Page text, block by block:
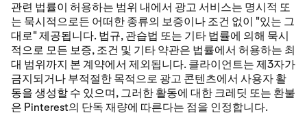
관련 법률이 허용하는 범위 내에서 광고 서비스는 명시적 또
는 묵시적으로든 어떠한 종류의 보증이나 조건 없이 "있는 그
대로" 제공됩니다. 법규, 관습법 또는 기타 법률에 의해 묵시
적으로 모든 보증, 조건 및 기타 약관은 법률에서 허용하는 최
대 범위까지 본 계약에서 제외됩니다. 클라이언트는 제3자가
금지되거나 부적절한 목적으로 광고 콘텐츠에서 사용자 활
동을 생성할 수 있으며, 그러한 활동에 대한 크레딧 또는 환불
은 Pinterest의 단독 재량에 따른다는 점을 인정합니다.